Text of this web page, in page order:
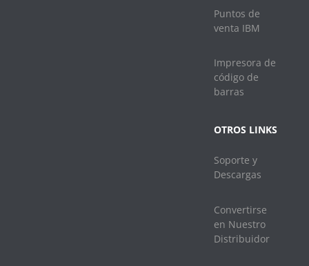
Puntos de
venta IBM
Impresora de
código de
barras
OTROS LINKS
Soporte y
Descargas
Convertirse
en Nuestro
Distribuidor